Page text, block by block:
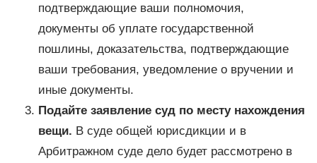
подтверждающие ваши полномочия,
документы об уплате государственной
пошлины, доказательства, подтверждающие
ваши требования, уведомление о вручении и
иные документы.
Подайте заявление суд по месту нахождения
вещи. В суде общей юрисдикции и в
Арбитражном суде дело будет рассмотрено в